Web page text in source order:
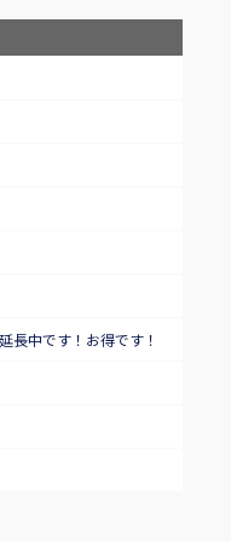
長中です！お得です！